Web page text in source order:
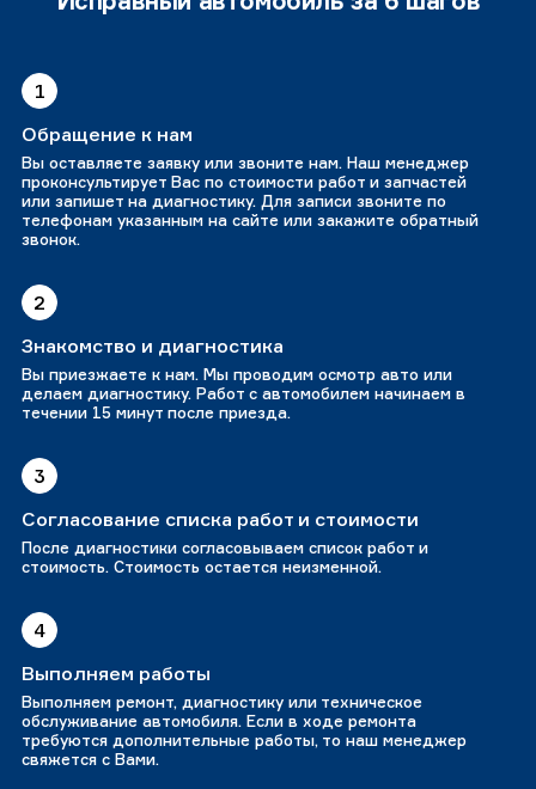
1
Обращение к нам
Вы оставляете заявку или звоните нам. Наш менеджер
проконсультирует Вас по стоимости работ и запчастей
или запишет на диагностику. Для записи звоните по
телефонам указанным на сайте или закажите обратный
звонок.
2
Знакомство и диагностика
Вы приезжаете к нам. Мы проводим осмотр авто или
делаем диагностику. Работ с автомобилем начинаем в
течении 15 минут после приезда.
3
Согласование списка работ и стоимости
После диагностики согласовываем список работ и
стоимость. Стоимость остается неизменной.
4
Выполняем работы
Выполняем ремонт, диагностику или техническое
обслуживание автомобиля. Если в ходе ремонта
требуются дополнительные работы, то наш менеджер
свяжется с Вами.